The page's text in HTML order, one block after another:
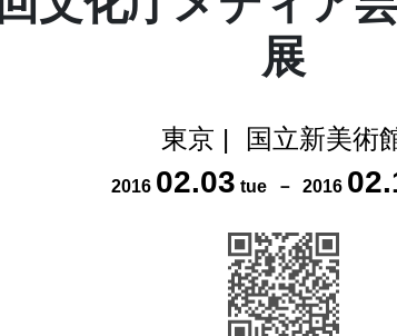
展
東京 | 国立新美術
2016 02.03 tue－ 2016 02.